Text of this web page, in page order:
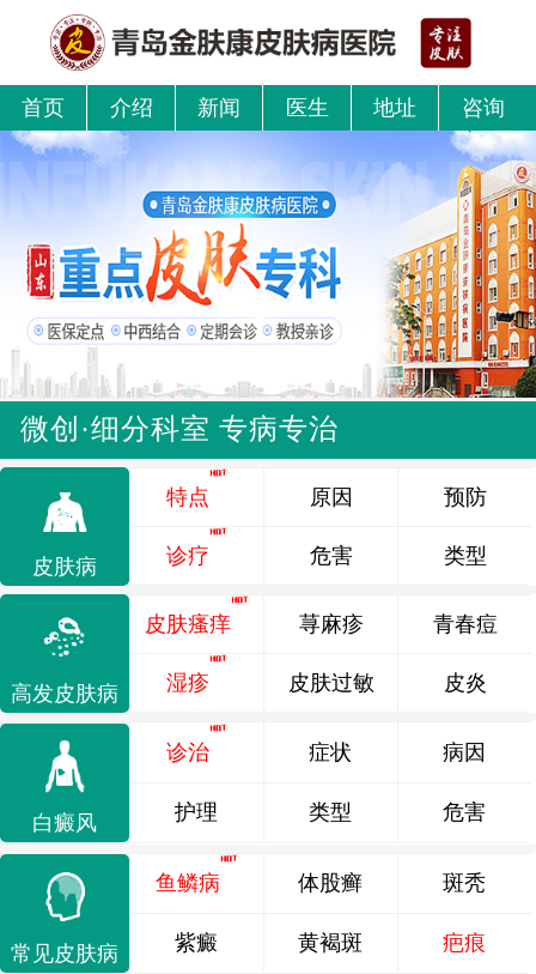
首页 介绍 新闻 医生 地址 咨询
微创·细分科室 专病专治
皮肤病
特点
诊疗
原因
危害
预防
类型
高发皮肤病
皮肤瘙痒
湿疹
荨麻疹
皮肤过敏
青春痘
皮炎
白癜风
诊治 症状 病因
护理 类型 危害
常见皮肤病
鱼鳞病 体股癣 斑秃
紫癜 黄褐斑 疤痕